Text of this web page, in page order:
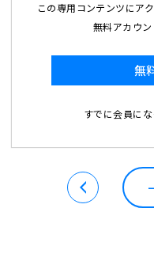
この専用コンテンツにア
無料アカウン
無
すでに会員に